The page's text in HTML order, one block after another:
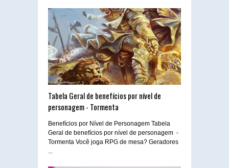
Tabela Geral de benefícios por nível de
personagem - Tormenta
Benefícios por Nível de Personagem Tabela
Geral de benefícios por nível de personagem -
Tormenta Você joga RPG de mesa? Geradores